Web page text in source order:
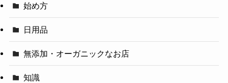
始め方
日用品
無添加・オーガニックなお店
知識